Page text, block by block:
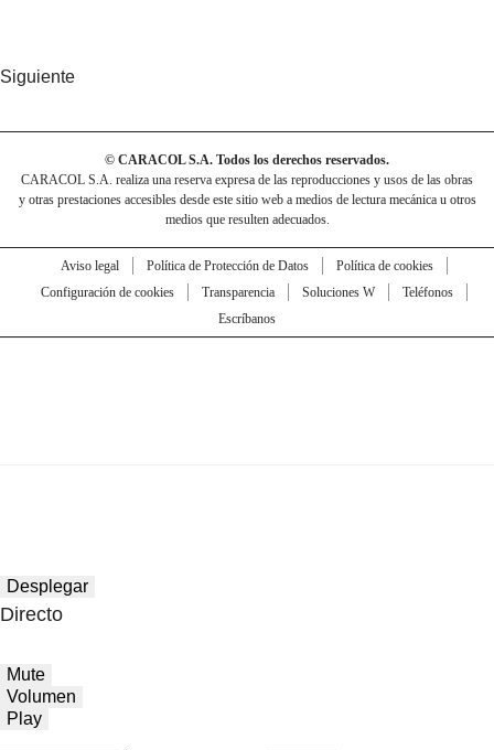
Siguiente
© CARACOL S.A. Todos los derechos reservados.
CARACOL S.A. realiza una reserva expresa de las reproducciones y usos de las obras
y otras prestaciones accesibles desde este sitio web a medios de lectura mecánica u otros
medios que resulten adecuados.
Aviso legal Política de Protección de Datos
Política de cookies
Configuración de cookies
Transparencia Soluciones W
Teléfonos
Escríbanos
Desplegar
Directo
Mute
Volumen
Play